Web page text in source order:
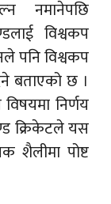
नमानेपछि
विश्वकप
पनि विश्वकप
बताएको छ ।
निर्णय
क्रिकेटले यस
शैलीमा पोष्ट